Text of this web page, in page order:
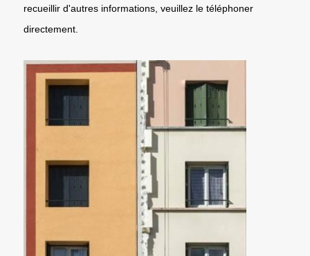
recueillir d'autres informations, veuillez le téléphoner
directement.